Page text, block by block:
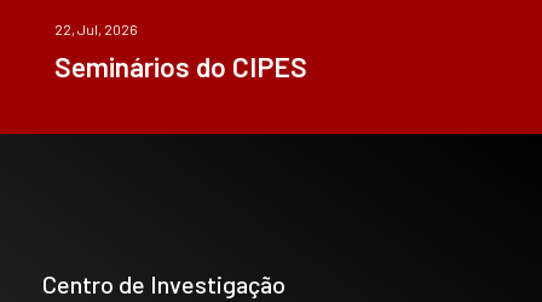
22, Jul, 2026
Seminários do CIPES
Centro de Investigação